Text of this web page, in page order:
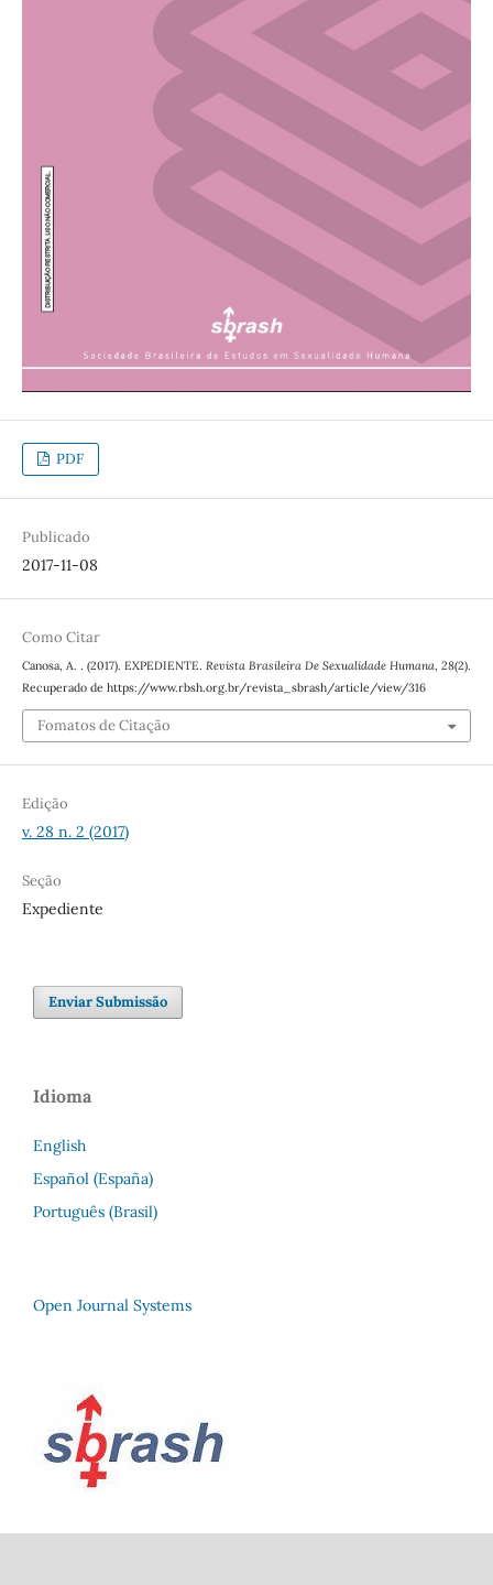
PDF
Publicado
2017-11-08
Como Citar
Canosa, A. . (2017). EXPEDIENTE. Revista Brasileira De Sexualidade Humana ,28(2).
Recuperado de https://www.rbsh.org.br/revista_sbrash/article/view/316
Fomatos de Citação
Edição
v. 28 n. 2 (2017)
Seção
Expediente
Enviar Submissão
Idioma
English
Español (España)
Português (Brasil)
Open Journal Systems